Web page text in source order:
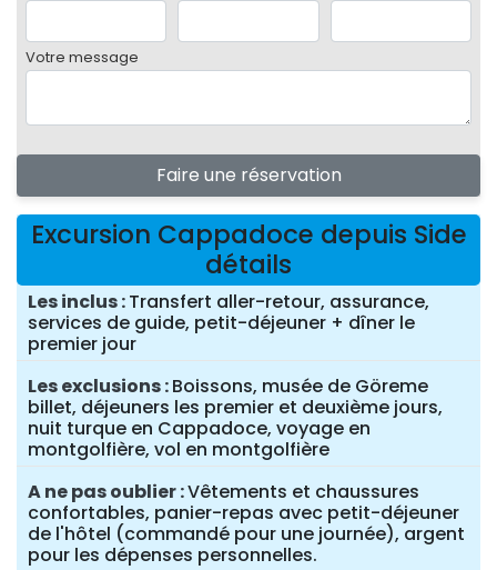
Votre message
Faire une réservation
Excursion Cappadoce depuis Side
détails
Les inclus Transfert aller-retour, assurance,
services de guide, petit-déjeuner + dîner le
premier jour
Les exclusions Boissons, musée de Göreme
billet, déjeuners les premier et deuxième jours,
nuit turque en Cappadoce, voyage en
montgolfière, vol en montgolfière
A ne pas oublier Vêtements et chaussures
confortables, panier-repas avec petit-déjeuner
de l'hôtel (commandé pour une journée), argent
pour les dépenses personnelles.